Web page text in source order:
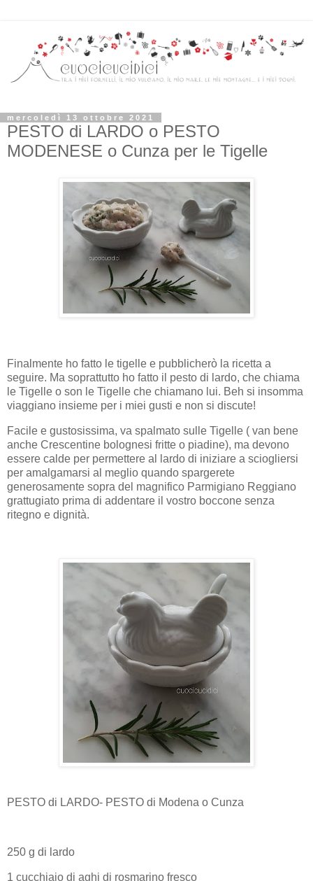
mercoledì 13 ottobre 2021
PESTO di LARDO o PESTO
MODENESE o Cunza per le Tigelle
Finalmente ho fatto le tigelle e pubblicherò la ricetta a
seguire. Ma soprattutto ho fatto il pesto di lardo, che chiama
le Tigelle o son le Tigelle che chiamano lui. Beh si insomma
viaggiano insieme per i miei gusti e non si discute!
Facile e gustosissima, va spalmato sulle Tigelle ( van bene
anche Crescentine bolognesi fritte o piadine), ma devono
essere calde per permettere al lardo di iniziare a sciogliersi
per amalgamarsi al meglio quando spargerete
generosamente sopra del magnifico Parmigiano Reggiano
grattugiato prima di addentare il vostro boccone senza
ritegno e dignità.
PESTO di LARDO- PESTO di Modena o Cunza
250 g di lardo
1 cucchiaio di aghi di rosmarino fresco